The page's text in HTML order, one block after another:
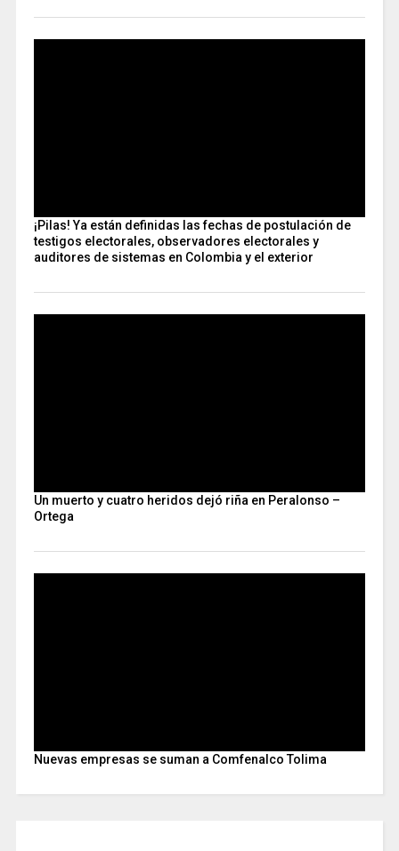
¡Pilas! Ya están definidas las fechas de postulación de
testigos electorales, observadores electorales y
auditores de sistemas en Colombia y el exterior
Un muerto y cuatro heridos dejó riña en Peralonso –
Ortega
Nuevas empresas se suman a Comfenalco Tolima